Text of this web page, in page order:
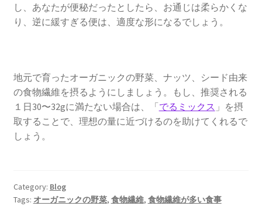
し、あなたが便秘だったとしたら、お通じは柔らかくな
り、逆に緩すぎる便は、適度な形になるでしょう。
地元で育ったオーガニックの野菜、ナッツ、シード由来
の食物繊維を摂るようにしましょう。もし、推奨される
１日30〜32gに満たない場合は、「でるミックス 」を摂
取することで、理想の量に近づけるのを助けてくれるで
しょう。
Category: Blog
Tags: オーガニックの野菜, 食物繊維, 食物繊維が多い食事